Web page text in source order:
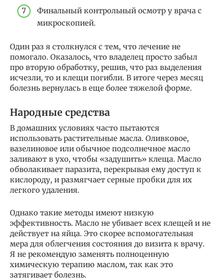
Финальный контрольный осмотр у врача с
микроскопией.
Один раз я столкнулся с тем, что лечение не
помогало. Оказалось, что владелец просто забыл
про вторую обработку, решив, что раз выделения
исчезли, то и клещи погибли. В итоге через месяц
болезнь вернулась в еще более тяжелой форме.
Народные средства
В домашних условиях часто пытаются
использовать растительные масла. Оливковое,
вазелиновое или обычное подсолнечное масло
заливают в ухо, чтобы «задушить» клеща. Масло
обволакивает паразита, перекрывая ему доступ к
кислороду, и размягчает серные пробки для их
легкого удаления.
Однако такие методы имеют низкую
эффективность. Масло не убивает всех клещей и не
действует на яйца. Это скорее вспомогательная
мера для облегчения состояния до визита к врачу.
Я не рекомендую заменять полноценную
химическую терапию маслом, так как это
затягивает болезнь.